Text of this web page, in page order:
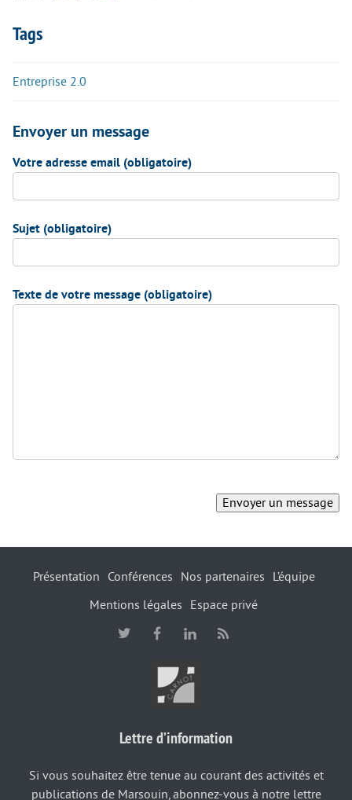
Tags
Entreprise 2.0
Envoyer un message
Votre adresse email (obligatoire)
Sujet (obligatoire)
Texte de votre message (obligatoire)
Présentation Conférences Nos partenaires
L’équipe
Mentions légales
Espace privé
Lettre d’information
Si vous souhaitez être tenue au courant des activités et
publications de Marsouin, abonnez-vous à notre lettre